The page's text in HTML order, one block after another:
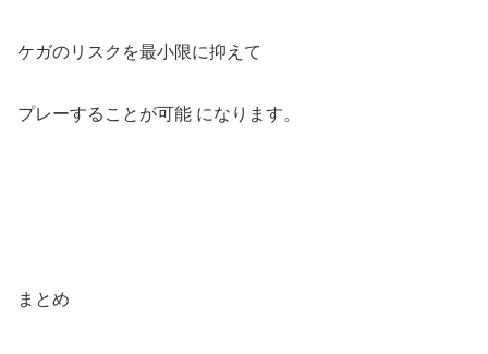
ケガのリスクを最小限に抑えて
プレーすることが可能 になります。
まとめ